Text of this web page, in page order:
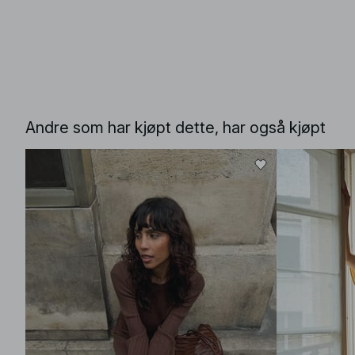
Andre som har kjøpt dette, har også kjøpt